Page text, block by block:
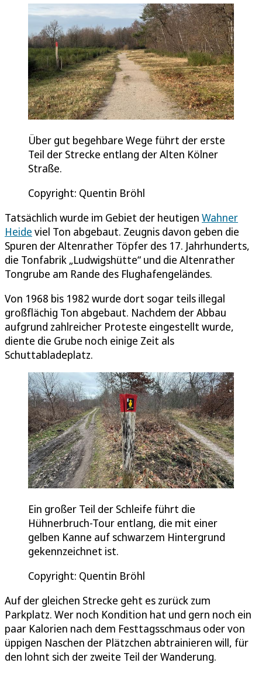
Über gut begehbare Wege führt der erste
Teil der Strecke entlang der Alten Kölner
Straße.
Copyright: Quentin Bröhl
Tatsächlich wurde im Gebiet der heutigen Wahner
Heide viel Ton abgebaut. Zeugnis davon geben die
Spuren der Altenrather Töpfer des 17. Jahrhunderts,
die Tonfabrik „Ludwigshütte“ und die Altenrather
Tongrube am Rande des Flughafengeländes.
Von 1968 bis 1982 wurde dort sogar teils illegal
großflächig Ton abgebaut. Nachdem der Abbau
aufgrund zahlreicher Proteste eingestellt wurde,
diente die Grube noch einige Zeit als
Schuttabladeplatz.
Ein großer Teil der Schleife führt die
Hühnerbruch-Tour entlang, die mit einer
gelben Kanne auf schwarzem Hintergrund
gekennzeichnet ist.
Copyright: Quentin Bröhl
Auf der gleichen Strecke geht es zurück zum
Parkplatz. Wer noch Kondition hat und gern noch ein
paar Kalorien nach dem Festtagsschmaus oder von
üppigen Naschen der Plätzchen abtrainieren will, für
den lohnt sich der zweite Teil der Wanderung.